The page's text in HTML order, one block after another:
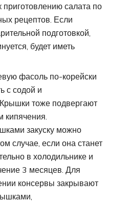
приготовлению салата по
рецептов. Если
подготовкой,
будет иметь
фасоль по-корейски
с содой и
тоже подвергают
кипячения.
закуску можно
случае, если она станет
в холодильнике и
3 месяцев. Для
консервы закрывают